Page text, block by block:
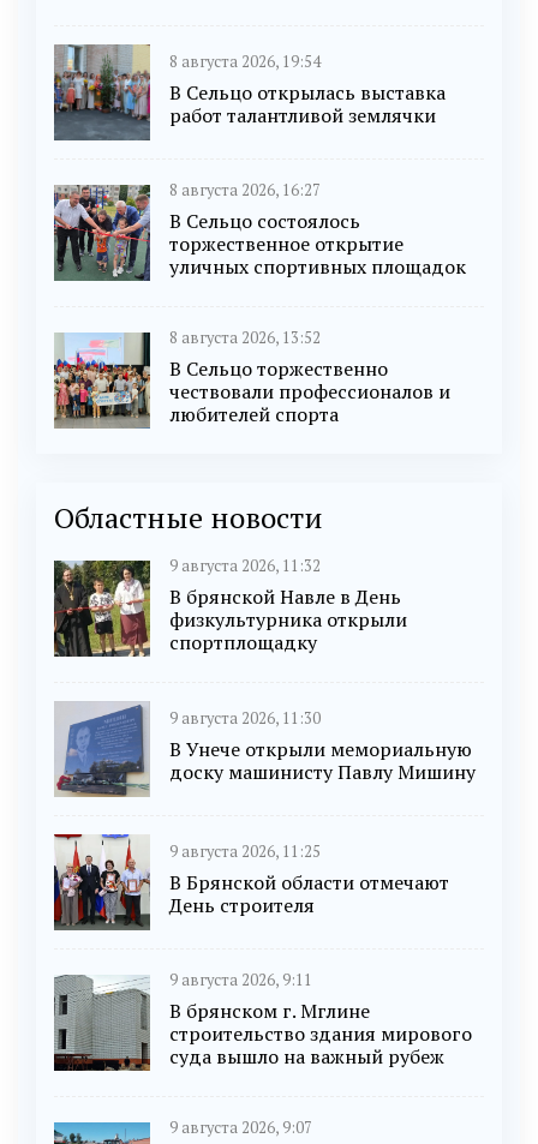
8 августа 2026, 19:54
В Сельцо открылась выставка
работ талантливой землячки
8 августа 2026, 16:27
В Сельцо состоялось
торжественное открытие
уличных спортивных площадок
8 августа 2026, 13:52
В Сельцо торжественно
чествовали профессионалов и
любителей спорта
Областные новости
9 августа 2026, 11:32
В брянской Навле в День
физкультурника открыли
спортплощадку
9 августа 2026, 11:30
В Унече открыли мемориальную
доску машинисту Павлу Мишину
9 августа 2026, 11:25
В Брянской области отмечают
День строителя
9 августа 2026, 9:11
В брянском г. Мглине
строительство здания мирового
суда вышло на важный рубеж
9 августа 2026, 9:07